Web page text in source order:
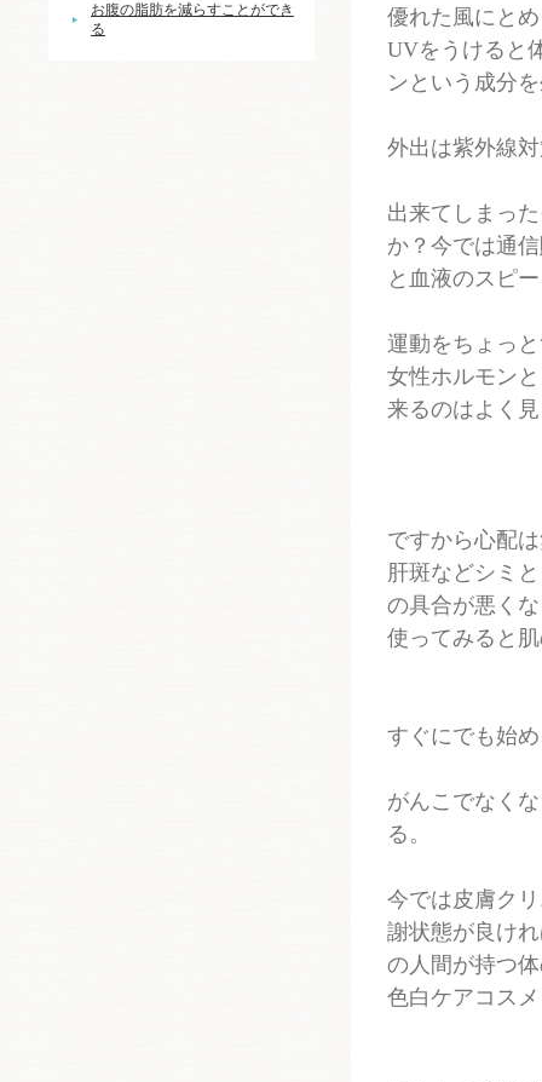
優れた風にと
UVをうけると
ンという成分
外出は紫外線
出来てしまっ
か？今では通
と血液のスピ
運動をちょっ
女性ホルモン
来るのはよく
ですから心配
肝斑などシミ
の具合が悪く
使ってみると
すぐにでも始
がんこでなく
る。
今では皮膚ク
謝状態が良け
の人間が持つ
色白ケアコス
お腹の脂肪を減らすことができ
る